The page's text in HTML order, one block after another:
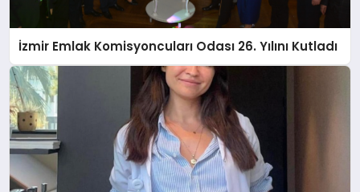
İzmir Emlak Komisyoncuları Odası 26. Yılını Kutladı